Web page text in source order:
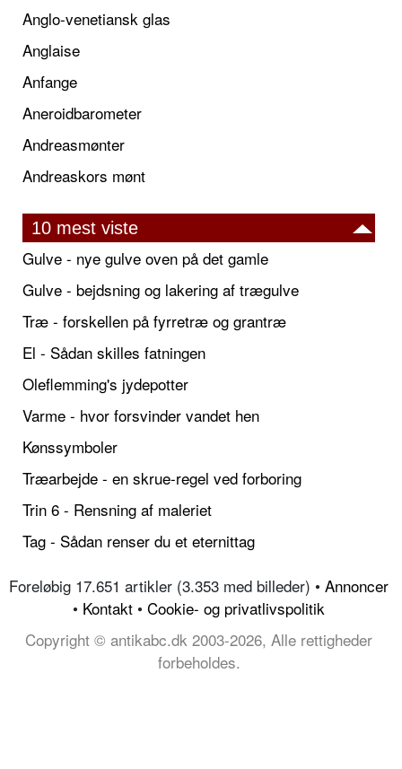
Anglo-venetiansk glas
Anglaise
Anfange
Aneroidbarometer
Andreasmønter
Andreaskors mønt
10 mest viste
Gulve - nye gulve oven på det gamle
Gulve - bejdsning og lakering af trægulve
Træ - forskellen på fyrretræ og grantræ
El - Sådan skilles fatningen
Oleflemming's jydepotter
Varme - hvor forsvinder vandet hen
Kønssymboler
Træarbejde - en skrue-regel ved forboring
Trin 6 - Rensning af maleriet
Tag - Sådan renser du et eternittag
Foreløbig 17.651 artikler (3.353 med billeder) • Annoncer
• Kontakt • Cookie- og privatlivspolitik
Copyright © antikabc.dk 2003-2026, Alle rettigheder
forbeholdes.